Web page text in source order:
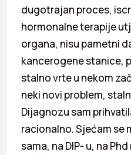
dugotrajan proces,
hormonalne terapije
organa, nisu pametni
kancerogene stanice,
stalno vrte u nekom
neki novi problem,
Dijagnozu sam
racionalno. Sjećam se
sama, na DIP- u, na